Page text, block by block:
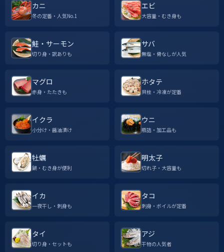
カニ
冬の定番・人気No.1
エビ
大容量・むき身も
鮭・サーモン
切り身・訳ありも
サバ
無塩・骨なしが人気
マグロ
赤身・たたきも
ホタテ
貝柱・冷凍が定番
イクラ
小分け・醤油漬け
ウニ
瓶詰・加工品も
牡蠣
鍋・むき身が便利
明太子
切れ子・大容量も
イカ
一夜干し・刺身も
タコ
刺身・ボイルが定番
タイ
切り身・セットも
アジ
干物の人気者